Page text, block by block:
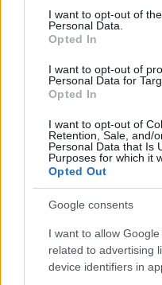
consent section.
I want to opt-out of
Personal Data.
Opted In
I want to opt-out of
Personal Data for
Opted In
I want to opt-out of
Retention, Sale, and/
Personal Data that Is
Purposes for which it
Opted Out
Google consents
I want to allow
related to advertising
device identifiers in
helyszíneit.
környékén szeretnénk
városismereti sétát
A sétákat június 8-án, 9-
órakor, a hétvégén pedig
csoportokat. A túra
részvétel díja 1000 forint,
adnak a szervezők.
A sétákra jelentkezni és